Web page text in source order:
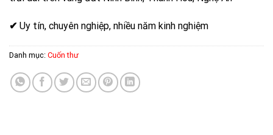
✔ Uy tín, chuyên nghiệp, nhiều năm kinh nghiệm
Danh mục: Cuốn thư